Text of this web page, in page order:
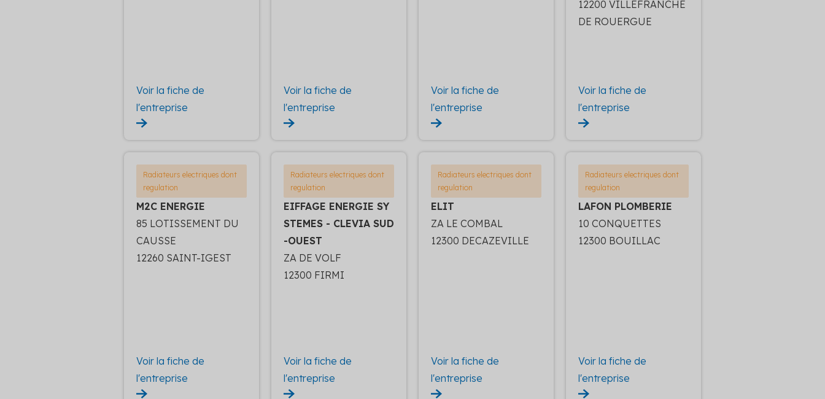
Voir la fiche de
l'entreprise
Voir la fiche de
l'entreprise
Voir la fiche de
l'entreprise
12200 VILLEFRANCHE
DE ROUERGUE
Voir la fiche de
l'entreprise
Radiateurs electriques dont
regulation
M2C ENERGIE
85 LOTISSEMENT DU
CAUSSE
12260 SAINT-IGEST
Voir la fiche de
l'entreprise
Radiateurs electriques dont
regulation
EIFFAGE ENERGIE SY
STEMES - CLEVIA SUD
-OUEST
ZA DE VOLF
12300 FIRMI
Voir la fiche de
l'entreprise
Radiateurs electriques dont
regulation
ELIT
ZA LE COMBAL
12300 DECAZEVILLE
Voir la fiche de
l'entreprise
Radiateurs electriques dont
regulation
LAFON PLOMBERIE
10 CONQUETTES
12300 BOUILLAC
Voir la fiche de
l'entreprise